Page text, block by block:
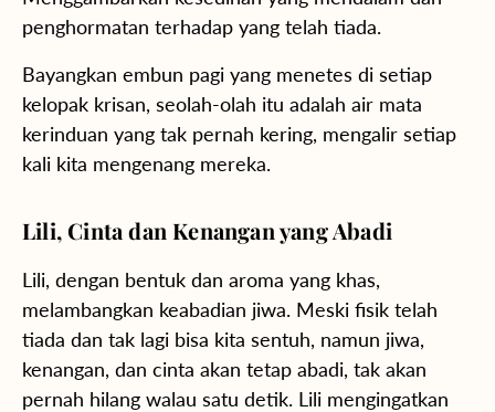
penghormatan terhadap yang telah tiada.
Bayangkan embun pagi yang menetes di setiap
kelopak krisan, seolah-olah itu adalah air mata
kerinduan yang tak pernah kering, mengalir setiap
kali kita mengenang mereka.
Lili, Cinta dan Kenangan yang Abadi
Lili, dengan bentuk dan aroma yang khas,
melambangkan keabadian jiwa. Meski fisik telah
tiada dan tak lagi bisa kita sentuh, namun jiwa,
kenangan, dan cinta akan tetap abadi, tak akan
pernah hilang walau satu detik. Lili mengingatkan